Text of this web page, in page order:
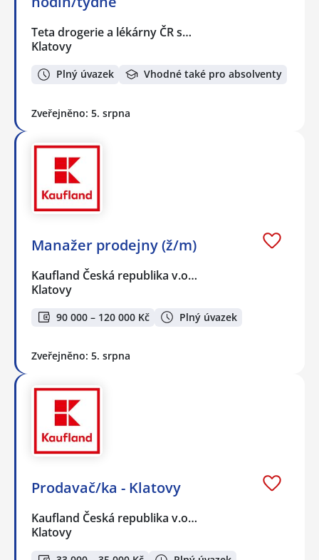
Teta drogerie a lékárny ČR s…
Klatovy
Plný úvazek Vhodné také pro absolventy
Zveřejněno: 5. srpna
Manažer prodejny (ž/m)
Kaufland Česká republika v.o…
Klatovy
90 000 – 120 000 Kč Plný úvazek
Zveřejněno: 5. srpna
Prodavač/ka - Klatovy
Kaufland Česká republika v.o…
Klatovy